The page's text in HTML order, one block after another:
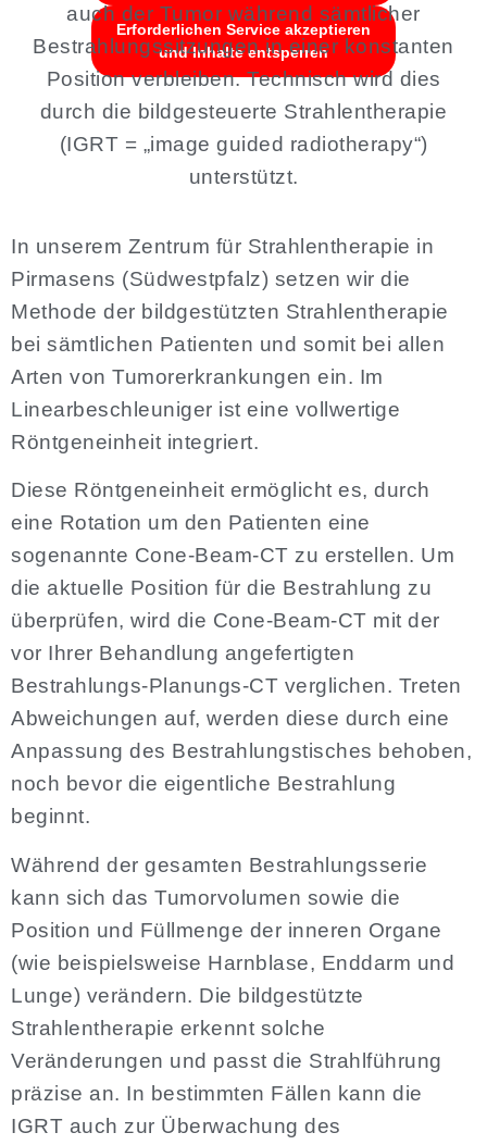
Erforderlichen Service akzeptieren
und Inhalte entsperren
auch der Tumor während sämtlicher
Bestrahlungssitzungen in einer konstanten
Position verbleiben. Technisch wird dies
durch die bildgesteuerte Strahlentherapie
(IGRT = „image guided radiotherapy“)
unterstützt.
In unserem Zentrum für Strahlentherapie in
Pirmasens (Südwestpfalz) setzen wir die
Methode der bildgestützten Strahlentherapie
bei sämtlichen Patienten und somit bei allen
Arten von Tumorerkrankungen ein. Im
Linearbeschleuniger ist eine vollwertige
Röntgeneinheit integriert.
Diese Röntgeneinheit ermöglicht es, durch
eine Rotation um den Patienten eine
sogenannte Cone-Beam-CT zu erstellen. Um
die aktuelle Position für die Bestrahlung zu
überprüfen, wird die Cone-Beam-CT mit der
vor Ihrer Behandlung angefertigten
Bestrahlungs-Planungs-CT verglichen. Treten
Abweichungen auf, werden diese durch eine
Anpassung des Bestrahlungstisches behoben,
noch bevor die eigentliche Bestrahlung
beginnt.
Während der gesamten Bestrahlungsserie
kann sich das Tumorvolumen sowie die
Position und Füllmenge der inneren Organe
(wie beispielsweise Harnblase, Enddarm und
Lunge) verändern. Die bildgestützte
Strahlentherapie erkennt solche
Veränderungen und passt die Strahlführung
präzise an. In bestimmten Fällen kann die
IGRT auch zur Überwachung des